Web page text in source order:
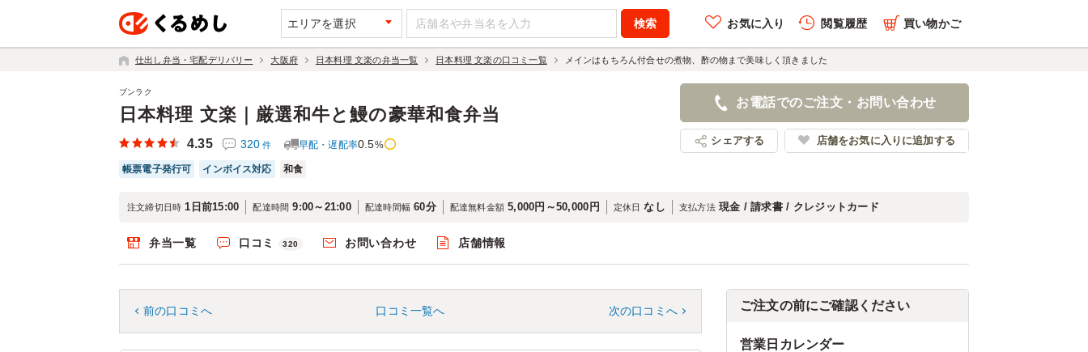
エリアを選択 お気に入り 閲覧履歴 買い物かご
仕出し弁当・宅配デリバリー 大阪府 日本料理 文楽の弁当一覧 日本料理 文楽の口コミ一覧 メインはもちろん付合せの煮物、酢の物まで美味しく頂きました
日本料理 文楽｜厳選和牛と鰻の豪華和食弁当
ブンラク
4.35 320 件 早配・遅配率0.5%
帳票電子発行可 インボイス対応 和食
お電話でのご注文・お問い合わせ
シェアする 店舗をお気に入りに追加する
注文締切日時 1日前15:00 配達時間 9:00～21:00 配達時間幅 60分 配達無料金額 5,000円～50,000円 定休日 なし 支払方法 現金 / 請求書 / クレジットカード
弁当一覧 口コミ 320 お問い合わせ 店舗情報
前の口コミへ 口コミ一覧へ 次の口コミへ ご注文の前にご確認ください
営業日カレンダー